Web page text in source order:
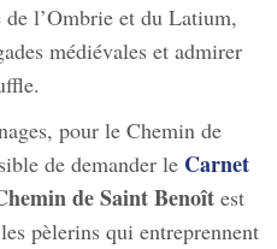
de l’Ombrie et du Latium,
médiévales et admirer
pour le Chemin de
de demander le Carnet
de Saint Benoît est
pèlerins qui entreprennent